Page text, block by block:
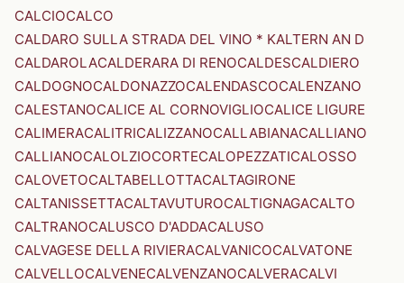
CALCIOCALCO
CALDARO SULLA STRADA DEL VINO * KALTERN AN D
CALDAROLACALDERARA DI RENOCALDESCALDIERO
CALDOGNOCALDONAZZOCALENDASCOCALENZANO
CALESTANOCALICE AL CORNOVIGLIOCALICE LIGURE
CALIMERACALITRICALIZZANOCALLABIANACALLIANO
CALLIANOCALOLZIOCORTECALOPEZZATICALOSSO
CALOVETOCALTABELLOTTACALTAGIRONE
CALTANISSETTACALTAVUTUROCALTIGNAGACALTO
CALTRANOCALUSCO D'ADDACALUSO
CALVAGESE DELLA RIVIERACALVANICOCALVATONE
CALVELLOCALVENECALVENZANOCALVERACALVI